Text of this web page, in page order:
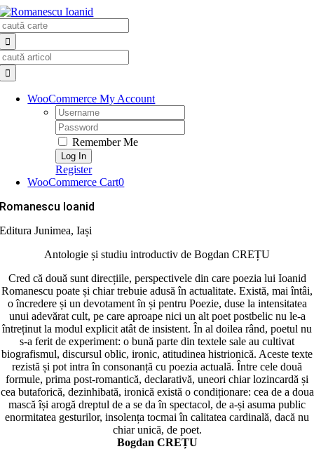
Skip
to
content
WooCommerce My Account
Username:
Password:
Remember Me
Register
WooCommerce Cart0
Romanescu Ioanid
Editura Junimea, Iași
Antologie și studiu introductiv de Bogdan CREȚU
Cred că două sunt direcțiile, perspectivele din care poezia lui Ioanid
Romanescu poate și chiar trebuie adusă în actualitate. Există, mai întâi,
o încredere și un devotament în și pentru Poezie, duse la intensitatea
unui adevărat cult, pe care aproape nici un alt poet postbelic nu le-a
întreținut la modul explicit atât de insistent. În al doilea rând, poetul nu
s-a ferit de experiment: o bună parte din textele sale au cultivat
biografismul, discursul oblic, ironic, atitudinea histrionică. Aceste texte
rezistă și pot intra în consonanță cu poezia actuală. Între cele două
formule, prima post-romantică, declarativă, uneori chiar lozincardă și
cea butaforică, dezinhibată, ironică există o condiționare: cea de a doua
mască își arogă dreptul de a se da în spectacol, de a-și asuma public
enormitatea gesturilor, insolența tocmai în calitatea cardinală, dacă nu
chiar unică, de poet.
Bogdan CREȚU